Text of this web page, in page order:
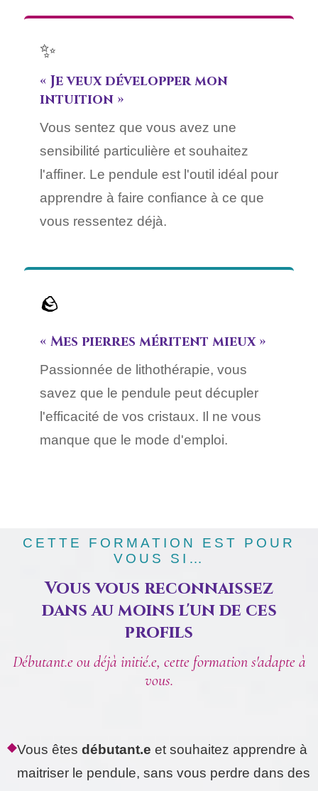
✨
« Je veux développer mon
intuition »
Vous sentez que vous avez une
sensibilité particulière et souhaitez
l'affiner. Le pendule est l'outil idéal pour
apprendre à faire confiance à ce que
vous ressentez déjà.
🪨
« Mes pierres méritent mieux »
Passionnée de lithothérapie, vous
savez que le pendule peut décupler
l'efficacité de vos cristaux. Il ne vous
manque que le mode d'emploi.
CETTE FORMATION EST POUR
VOUS SI…
Vous vous reconnaissez
dans au moins l'un de ces
profils
Débutant.e ou déjà initié.e, cette formation s'adapte à
vous.
◆Vous êtes débutant.e et souhaitez apprendre à
maitriser le pendule, sans vous perdre dans des